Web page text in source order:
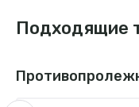
Подходящие